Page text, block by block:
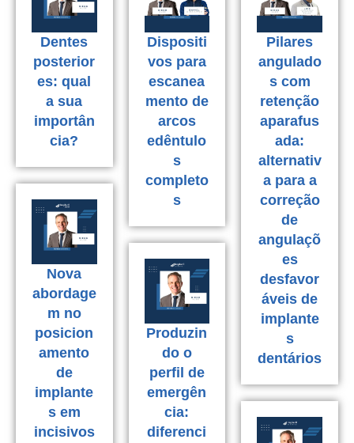
Dentes
posterior
es: qual
a sua
importân
cia?
Dispositi
vos para
escanea
mento de
arcos
edêntulo
s
completo
s
Pilares
angulado
s com
retenção
aparafus
ada:
alternativ
a para a
correção
de
angulaçõ
es
desfavor
áveis de
implante
s
dentários
Nova
abordage
m no
posicion
amento
de
implante
s em
incisivos
Produzin
do o
perfil de
emergên
cia:
diferenci